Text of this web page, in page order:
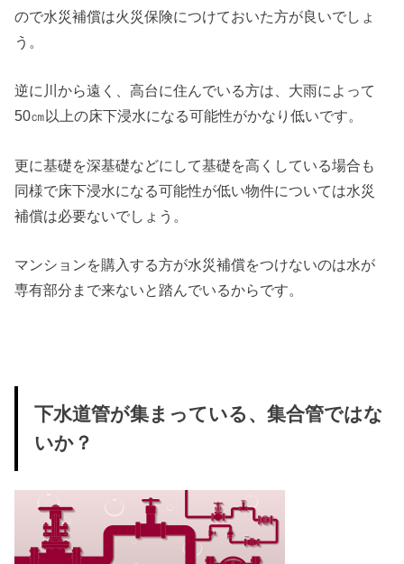
ので水災補償は火災保険につけておいた方が良いでしょ
う。
逆に川から遠く、高台に住んでいる方は、大雨によって
50㎝以上の床下浸水になる可能性がかなり低いです。
更に基礎を深基礎などにして基礎を高くしている場合も
同様で床下浸水になる可能性が低い物件については水災
補償は必要ないでしょう。
マンションを購入する方が水災補償をつけないのは水が
専有部分まで来ないと踏んでいるからです。
下水道管が集まっている、集合管ではな
いか？